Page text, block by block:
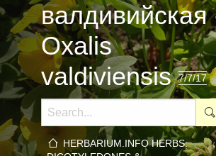
валдивийская
Oxalis
valdiviensis7/7/17
HERBARIUM.INFO HERBS: